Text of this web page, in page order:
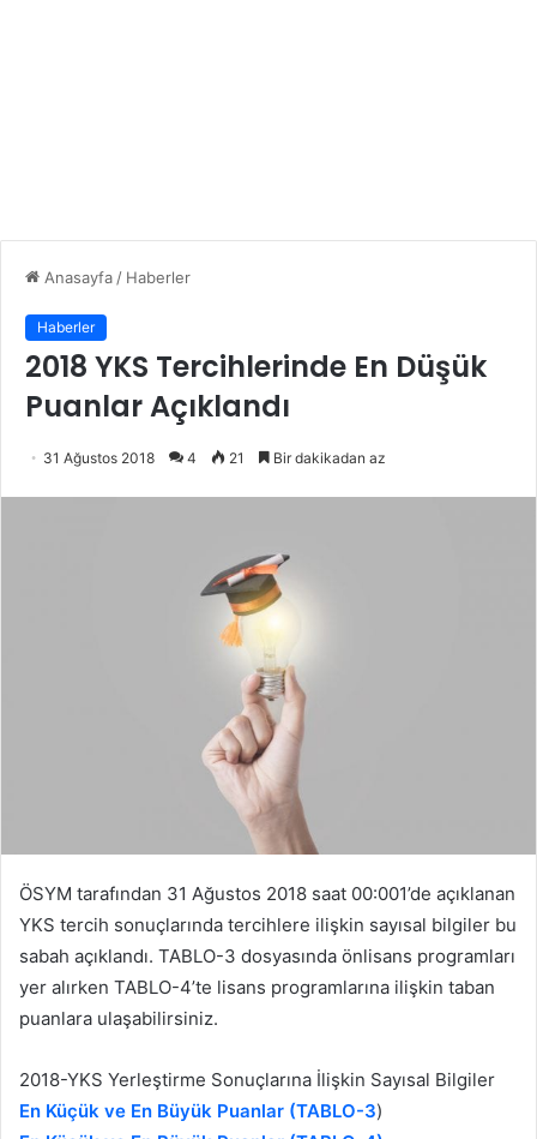
Anasayfa / Haberler
Haberler
2018 YKS Tercihlerinde En Düşük
Puanlar Açıklandı
31 Ağustos 2018 4 21 Bir dakikadan az
ÖSYM tarafından 31 Ağustos 2018 saat 00:001’de açıklanan
YKS tercih sonuçlarında tercihlere ilişkin sayısal bilgiler bu
sabah açıklandı. TABLO-3 dosyasında önlisans programları
yer alırken TABLO-4’te lisans programlarına ilişkin taban
puanlara ulaşabilirsiniz.
2018-YKS Yerleştirme Sonuçlarına İlişkin Sayısal Bilgiler
En Küçük ve En Büyük Puanlar (TABLO-3)